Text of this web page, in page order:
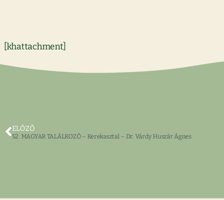
[khattachment]
ELŐZŐ
52. MAGYAR TALÁLKOZÓ – Kerekasztal – Dr. Várdy Huszár Ágnes